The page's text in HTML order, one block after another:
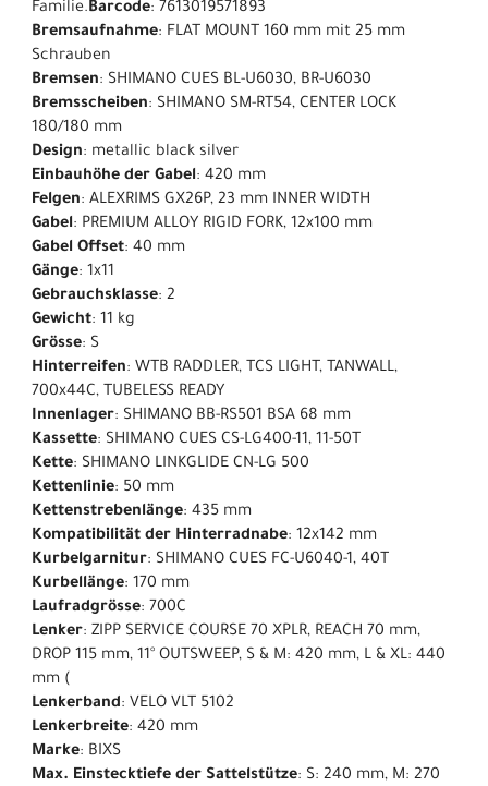
Familie.Barcode: 7613019571893
Bremsaufnahme: FLAT MOUNT 160 mm mit 25 mm
Schrauben
Bremsen: SHIMANO CUES BL-U6030, BR-U6030
Bremsscheiben: SHIMANO SM-RT54, CENTER LOCK
180/180 mm
Design: metallic black silver
Einbauhöhe der Gabel: 420 mm
Felgen: ALEXRIMS GX26P, 23 mm INNER WIDTH
Gabel: PREMIUM ALLOY RIGID FORK, 12x100 mm
Gabel Offset: 40 mm
Gänge: 1x11
Gebrauchsklasse: 2
Gewicht: 11 kg
Grösse: S
Hinterreifen: WTB RADDLER, TCS LIGHT, TANWALL,
700x44C, TUBELESS READY
Innenlager: SHIMANO BB-RS501 BSA 68 mm
Kassette: SHIMANO CUES CS-LG400-11, 11-50T
Kette: SHIMANO LINKGLIDE CN-LG 500
Kettenlinie: 50 mm
Kettenstrebenlänge: 435 mm
Kompatibilität der Hinterradnabe: 12x142 mm
Kurbelgarnitur: SHIMANO CUES FC-U6040-1, 40T
Kurbellänge: 170 mm
Laufradgrösse: 700C
Lenker: ZIPP SERVICE COURSE 70 XPLR, REACH 70 mm,
DROP 115 mm, 11° OUTSWEEP, S & M: 420 mm, L & XL: 440
mm (
Lenkerband: VELO VLT 5102
Lenkerbreite: 420 mm
Marke: BIXS
Max. Einstecktiefe der Sattelstütze: S: 240 mm, M: 270